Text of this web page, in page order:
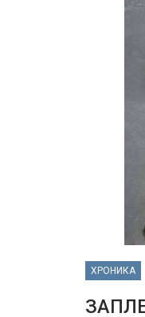
ХРОНИКА